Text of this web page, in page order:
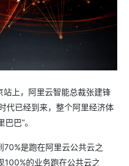
站上，阿里云智能总裁张建锋
代已经到来，整个阿里经济体
巴”。
70%是跑在阿里云公共云之
100%的业务跑在公共云之